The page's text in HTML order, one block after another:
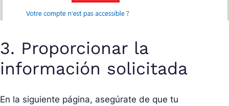
3. Proporcionar la
información solicitada
En la siguiente página, asegúrate de que tu